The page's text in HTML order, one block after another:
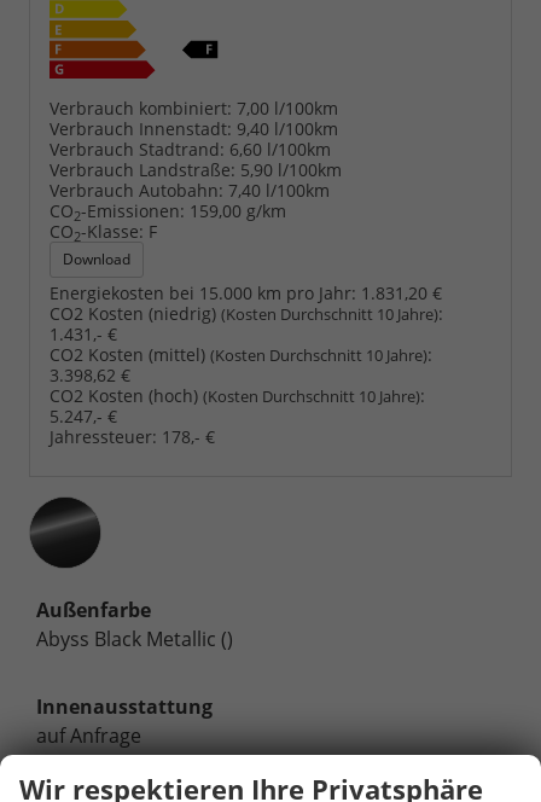
Verbrauch kombiniert: 7,00 l/100km
Verbrauch Innenstadt: 9,40 l/100km
Verbrauch Stadtrand: 6,60 l/100km
Verbrauch Landstraße: 5,90 l/100km
Verbrauch Autobahn: 7,40 l/100km
CO2-Emissionen: 159,00 g/km
CO2-Klasse: F
Download
Energiekosten bei 15.000 km pro Jahr: 1.831,20 €
CO2 Kosten (niedrig) (Kosten Durchschnitt 10 Jahre):
1.431,- €
CO2 Kosten (mittel) (Kosten Durchschnitt 10 Jahre):
3.398,62 €
CO2 Kosten (hoch) (Kosten Durchschnitt 10 Jahre):
5.247,- €
Jahressteuer: 178,- €
Außenfarbe
Abyss Black Metallic ()
Innenausstattung
auf Anfrage
Wir respektieren Ihre Privatsphäre